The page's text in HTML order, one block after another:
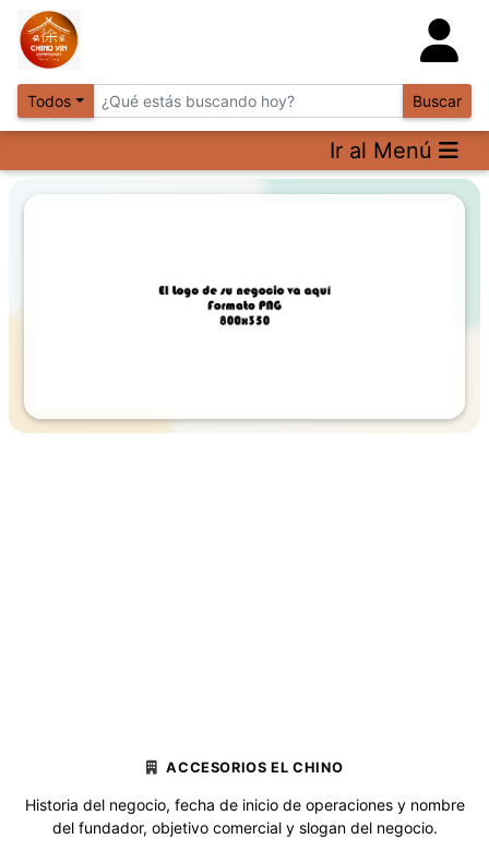
Todos Buscar
Ir al Menú
ACCESORIOS EL CHINO
Historia del negocio, fecha de inicio de operaciones y nombre
del fundador, objetivo comercial y slogan del negocio.